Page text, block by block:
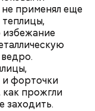
применял еще
избежание
и форточки
как прожгли
заходить.